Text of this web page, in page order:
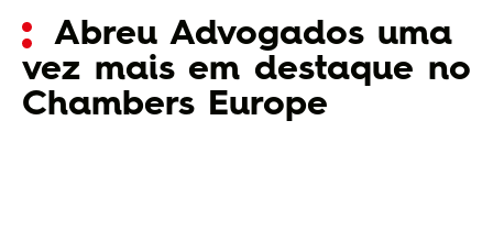
Abreu Advogados uma
vez mais em destaque no
Chambers Europe